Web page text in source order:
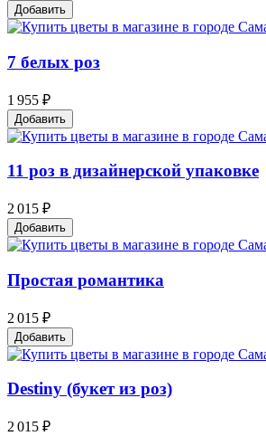
Добавить
7 белых роз
1 955 ₽
Добавить
11 роз в дизайнерской упаковке
2 015 ₽
Добавить
Простая романтика
2 015 ₽
Добавить
Destiny (букет из роз)
2 015 ₽